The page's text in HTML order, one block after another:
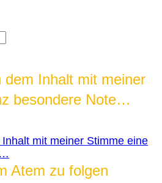
dem Inhalt mit meiner
besondere Note…
mit meiner Stimme eine
Atem zu folgen